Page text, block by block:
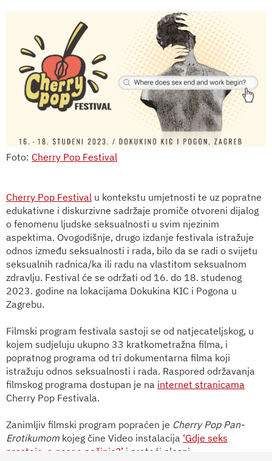
Foto: Cherry Pop Festival
Cherry Pop Festival u kontekstu umjetnosti te uz popratne
edukativne i diskurzivne sadržaje promiče otvoreni dijalog
o fenomenu ljudske seksualnosti u svim njezinim
aspektima. Ovogodišnje, drugo izdanje festivala istražuje
odnos između seksualnosti i rada, bilo da se radi o svijetu
seksualnih radnica/ka ili radu na vlastitom seksualnom
zdravlju. Festival će se održati od 16. do 18. studenog
2023. godine na lokacijama Dokukina KIC i Pogona u
Zagrebu.
Filmski program festivala sastoji se od natjecateljskog, u
kojem sudjeluju ukupno 33 kratkometražna filma, i
popratnog programa od tri dokumentarna filma koji
istražuju odnos seksualnosti i rada. Raspored održavanja
filmskog programa dostupan je na internet stranicama
Cherry Pop Festivala.
Zanimljiv filmski program popraćen je Cherry Pop Pan-
Erotikumomkojeg čine Video instalacija ‘Gdje seks
prestaje, a posao počinje?’ i prateći plesni